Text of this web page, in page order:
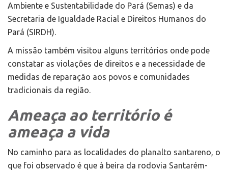
Ambiente e Sustentabilidade do Pará (Semas) e da
Secretaria de Igualdade Racial e Direitos Humanos do
Pará (SIRDH).
A missão também visitou alguns territórios onde pode
constatar as violações de direitos e a necessidade de
medidas de reparação aos povos e comunidades
tradicionais da região.
Ameaça ao território é
ameaça a vida
No caminho para as localidades do planalto santareno, o
que foi observado é que à beira da rodovia Santarém-